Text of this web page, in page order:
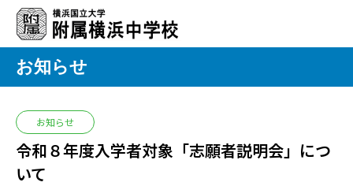
お知らせ
お知らせ
令和８年度入学者対象「志願者説明会」につ
いて